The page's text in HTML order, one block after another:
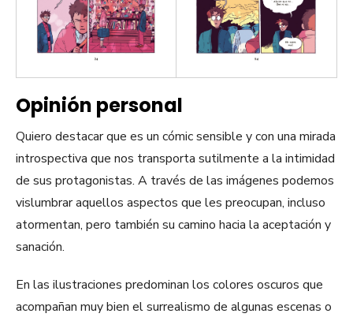
Opinión personal
Quiero destacar que es un cómic sensible y con una mirada
introspectiva que nos transporta sutilmente a la intimidad
de sus protagonistas. A través de las imágenes podemos
vislumbrar aquellos aspectos que les preocupan, incluso
atormentan, pero también su camino hacia la aceptación y
sanación.
En las ilustraciones predominan los colores oscuros que
acompañan muy bien el surrealismo de algunas escenas o